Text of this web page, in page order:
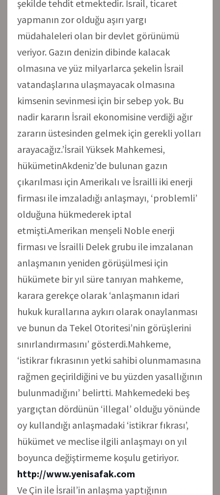
şekilde tehdit etmektedir. İsrail, ticaret
yapmanın zor olduğu aşırı yargı
müdahaleleri olan bir devlet görünümü
veriyor. Gazın denizin dibinde kalacak
olmasına ve yüz milyarlarca şekelin İsrail
vatandaşlarına ulaşmayacak olmasına
kimsenin sevinmesi için bir sebep yok. Bu
nadir kararın İsrail ekonomisine verdiği ağır
zararın üstesinden gelmek için gerekli yolları
arayacağız.’İsrail Yüksek Mahkemesi,
hükümetinAkdeniz’de bulunan gazın
çıkarılması için Amerikalı ve İsrailli iki enerji
firması ile imzaladığı anlaşmayı, ‘problemli’
olduğuna hükmederek iptal
etmişti.Amerikan menşeli Noble enerji
firması ve İsrailli Delek grubu ile imzalanan
anlaşmanın yeniden görüşülmesi için
hükümete bir yıl süre tanıyan mahkeme,
karara gerekçe olarak ‘anlaşmanın idari
hukuk kurallarına aykırı olarak onaylanması
ve bunun da Tekel Otoritesi’nin görüşlerini
sınırlandırmasını’ gösterdi.Mahkeme,
‘istikrar fıkrasının yetki sahibi olunmamasına
rağmen geçirildiğini ve bu yüzden yasallığının
bulunmadığını’ belirtti. Mahkemedeki beş
yargıçtan dördünün ‘illegal’ olduğu yönünde
oy kullandığı anlaşmadaki ‘istikrar fıkrası’,
hükümet ve meclise ilgili anlaşmayı on yıl
boyunca değiştirmeme koşulu getiriyor.
http://www.yenisafak.com
Ve Çin ile İsrail’in anlaşma yaptığının